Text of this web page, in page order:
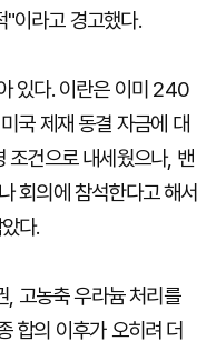
"이라고 경고했다.
있다. 이란은 이미 240
국 제재 동결 자금에 대
조건으로 내세웠으나, 밴
회의에 참석한다고 해서
다.
고농축 우라늄 처리를
합의 이후가 오히려 더